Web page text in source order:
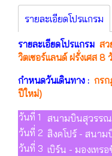
รายละเอียดโปรแกรม
รายละเอียดโปรแกรม สว
วิตเซอร์แลนด์ ฝรั่งเศส 8
กำหนดวันเดินทาง : กรก
ปีใหม่)
วันที่ 1 สนามบินสุวรร
วันที่ 2 สิงคโปร์ - สนา
วันที่ 3 เบิร์น - มองเทร